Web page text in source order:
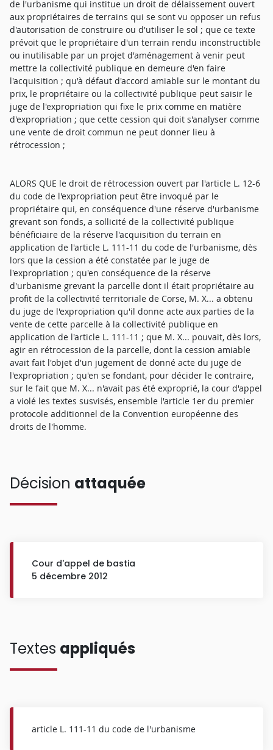
de l'urbanisme qui institue un droit de délaissement ouvert
aux propriétaires de terrains qui se sont vu opposer un refus
d'autorisation de construire ou d'utiliser le sol ; que ce texte
prévoit que le propriétaire d'un terrain rendu inconstructible
ou inutilisable par un projet d'aménagement à venir peut
mettre la collectivité publique en demeure d'en faire
l'acquisition ; qu'à défaut d'accord amiable sur le montant du
prix, le propriétaire ou la collectivité publique peut saisir le
juge de l'expropriation qui fixe le prix comme en matière
d'expropriation ; que cette cession qui doit s'analyser comme
une vente de droit commun ne peut donner lieu à
rétrocession ;
ALORS QUE le droit de rétrocession ouvert par l'article L. 12-6
du code de l'expropriation peut être invoqué par le
propriétaire qui, en conséquence d'une réserve d'urbanisme
grevant son fonds, a sollicité de la collectivité publique
bénéficiaire de la réserve l'acquisition du terrain en
application de l'article L. 111-11 du code de l'urbanisme, dès
lors que la cession a été constatée par le juge de
l'expropriation ; qu'en conséquence de la réserve
d'urbanisme grevant la parcelle dont il était propriétaire au
profit de la collectivité territoriale de Corse, M. X... a obtenu
du juge de l'expropriation qu'il donne acte aux parties de la
vente de cette parcelle à la collectivité publique en
application de l'article L. 111-11 ; que M. X... pouvait, dès lors,
agir en rétrocession de la parcelle, dont la cession amiable
avait fait l'objet d'un jugement de donné acte du juge de
l'expropriation ; qu'en se fondant, pour décider le contraire,
sur le fait que M. X... n'avait pas été exproprié, la cour d'appel
a violé les textes susvisés, ensemble l'article 1er du premier
protocole additionnel de la Convention européenne des
droits de l'homme.
Décision attaquée
Cour d'appel de bastia
5 décembre 2012
Textes appliqués
article L. 111-11 du code de l'urbanisme